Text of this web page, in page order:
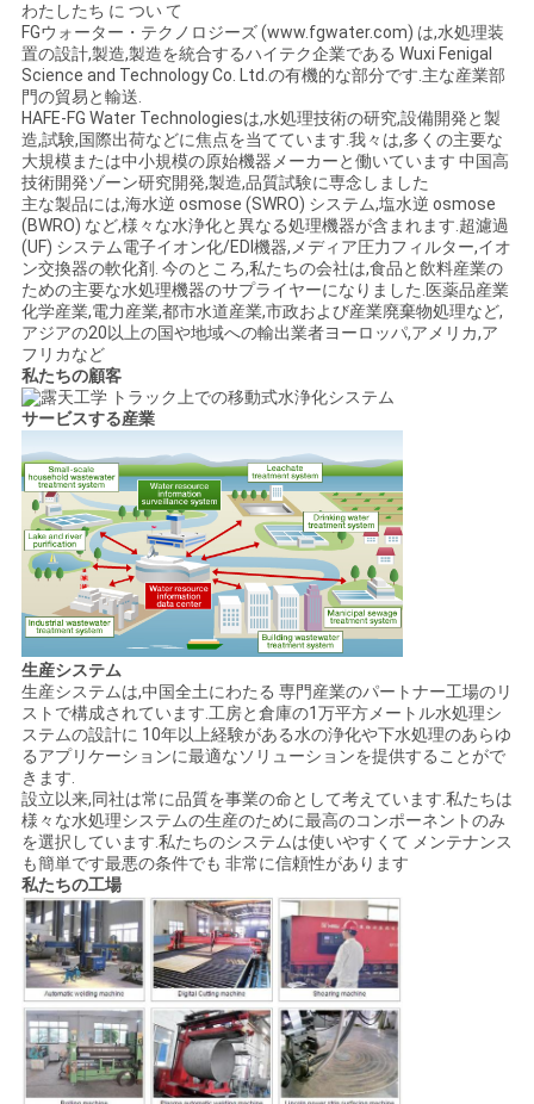
わたしたち に つい て
FGウォーター・テクノロジーズ (www.fgwater.com) は,水処理装
置の設計,製造,製造を統合するハイテク企業である Wuxi Fenigal
Science and Technology Co. Ltd.の有機的な部分です.主な産業部
門の貿易と輸送.
HAFE-FG Water Technologiesは,水処理技術の研究,設備開発と製
造,試験,国際出荷などに焦点を当てています.我々は,多くの主要な
大規模または中小規模の原始機器メーカーと働いています 中国高
技術開発ゾーン研究開発,製造,品質試験に専念しました
主な製品には,海水逆 osmose (SWRO) システム,塩水逆 osmose
(BWRO) など,様々な水浄化と異なる処理機器が含まれます.超濾過
(UF) システム電子イオン化/EDI機器,メディア圧力フィルター,イオ
ン交換器の軟化剤. 今のところ,私たちの会社は,食品と飲料産業の
ための主要な水処理機器のサプライヤーになりました.医薬品産業
化学産業,電力産業,都市水道産業,市政および産業廃棄物処理など,
アジアの20以上の国や地域への輸出業者ヨーロッパ,アメリカ,ア
フリカなど
私たちの顧客
サービスする産業
生産システム
生産システムは,中国全土にわたる 専門産業のパートナー工場のリ
ストで構成されています.工房と倉庫の1万平方メートル水処理シ
ステムの設計に 10年以上経験がある水の浄化や下水処理のあらゆ
るアプリケーションに最適なソリューションを提供することがで
きます.
設立以来,同社は常に品質を事業の命として考えています.私たちは
様々な水処理システムの生産のために最高のコンポーネントのみ
を選択しています.私たちのシステムは使いやすくて メンテナンス
も簡単です最悪の条件でも 非常に信頼性があります
私たちの工場